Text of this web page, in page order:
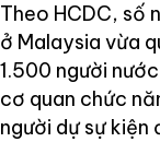
Theo HCDC, số
ở Malaysia vừa
1.500 người
cơ quan chức
người dự sự